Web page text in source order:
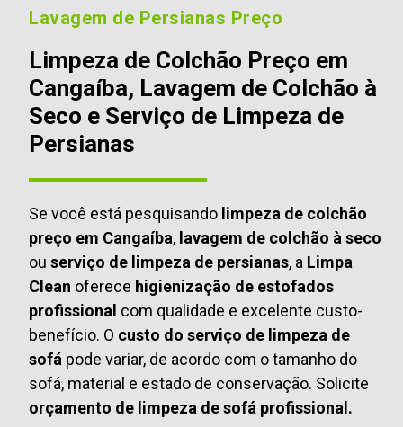
Lavagem de Persianas Preço
Limpeza de Colchão Preço em
Cangaíba, Lavagem de Colchão à
Seco e Serviço de Limpeza de
Persianas
Se você está pesquisando limpeza de colchão
preço em Cangaíba, lavagem de colchão à seco
ou serviço de limpeza de persianas, a Limpa
Clean oferece higienização de estofados
profissional com qualidade e excelente custo-
benefício. O custo do serviço de limpeza de
sofá pode variar, de acordo com o tamanho do
sofá, material e estado de conservação. Solicite
orçamento de limpeza de sofá profissional.